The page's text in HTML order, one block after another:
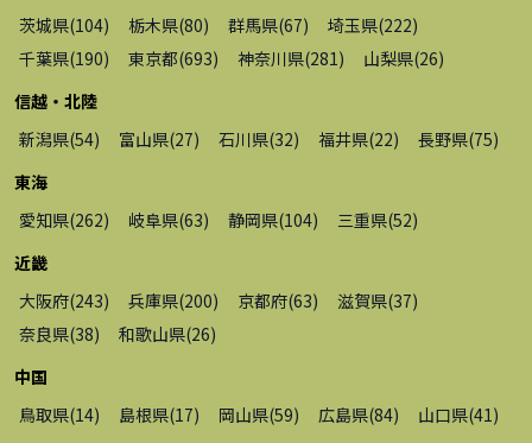
茨城県(104) 栃木県(80) 群馬県(67) 埼玉県(222)
千葉県(190) 東京都(693) 神奈川県(281 ) 山梨県(26)
信越・北陸
新潟県(54) 富山県(27) 石川県(32) 福井県(22) 長野県(75)
東海
愛知県(262) 岐阜県(63) 静岡県(104) 三重県(52)
近畿
大阪府(243) 兵庫県(200) 京都府(63) 滋賀県(37)
奈良県(38) 和歌山県(26)
中国
鳥取県(14) 島根県(17) 岡山県(59) 広島県(84) 山口県(41 )